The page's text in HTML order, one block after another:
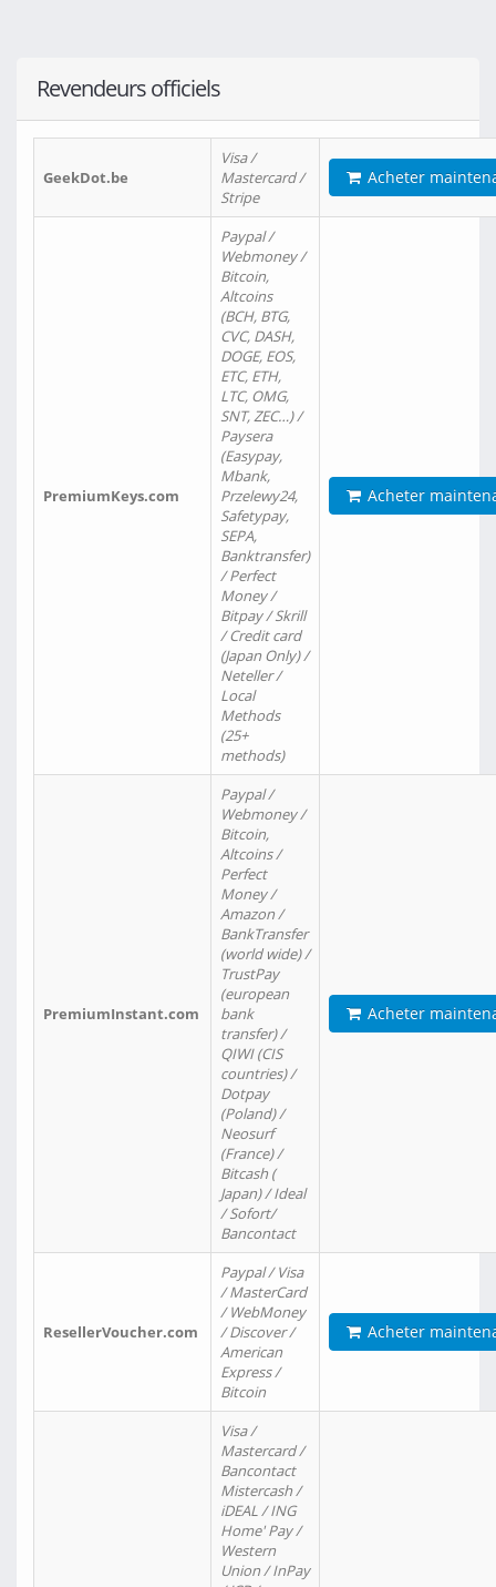
Revendeurs officiels
GeekDot.be
Visa /
Mastercard /
Stripe
Acheter
PremiumKeys.com
Paypal /
Webmoney /
Bitcoin,
Altcoins
(BCH, BTG,
CVC, DASH,
DOGE, EOS,
ETC, ETH,
LTC, OMG,
SNT, ZEC…) /
Paysera
(Easypay,
Mbank,
Przelewy24,
Safetypay,
SEPA,
Banktransfer)
/ Perfect
Money /
Bitpay / Skrill
/ Credit card
(Japan Only) /
Neteller /
Local
Methods
(25+
methods)
Acheter
PremiumInstant.com
Paypal /
Webmoney /
Bitcoin,
Altcoins /
Perfect
Money /
Amazon /
BankTransfer
(world wide) /
TrustPay
(european
bank
transfer) /
QIWI (CIS
countries) /
Dotpay
(Poland) /
Neosurf
(France) /
Bitcash (
Japan) / Ideal
/ Sofort/
Bancontact
Acheter
ResellerVoucher.com
Paypal / Visa
/ MasterCard
/ WebMoney
/ Discover /
American
Express /
Bitcoin
Acheter
Visa /
Mastercard /
Bancontact
Mistercash /
iDEAL / ING
Home' Pay /
Western
Union / InPay